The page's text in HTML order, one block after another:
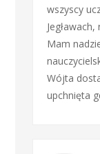
wszyscy
Mam
Wójta
upchnięta